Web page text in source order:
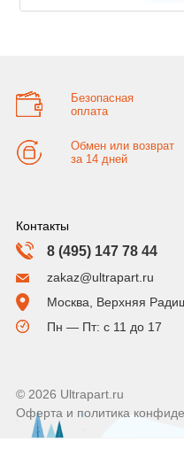
Безопасная
оплата
Обмен или возврат
за 14 дней
Контакты
8 (495) 147 78 44
zakaz@ultrapart.ru
Москва, Верхняя
Пн — Пт: с 11 до 17
© 2026 Ultrapart.ru
Оферта и политика